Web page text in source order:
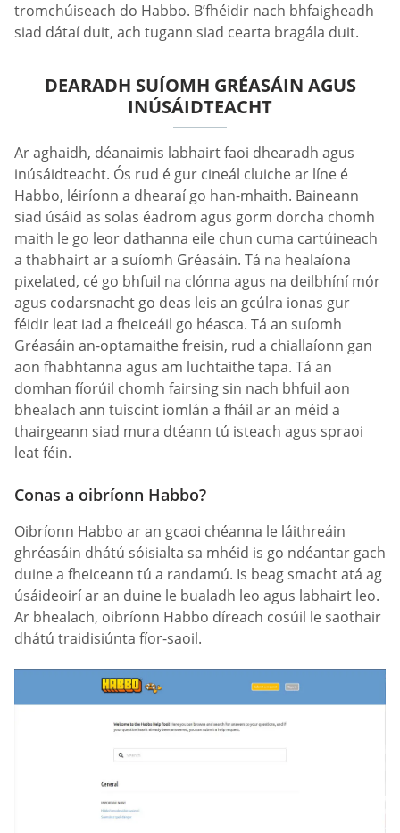
tromchúiseach do Habbo. B’fhéidir nach bhfaigheadh
siad dátaí duit, ach tugann siad cearta bragála duit.
DEARADH SUÍOMH GRÉASÁIN AGUS
INÚSÁIDTEACHT
Ar aghaidh, déanaimis labhairt faoi dhearadh agus
inúsáidteacht. Ós rud é gur cineál cluiche ar líne é
Habbo, léiríonn a dhearaí go han-mhaith. Baineann
siad úsáid as solas éadrom agus gorm dorcha chomh
maith le go leor dathanna eile chun cuma cartúineach
a thabhairt ar a suíomh Gréasáin. Tá na healaíona
pixelated, cé go bhfuil na clónna agus na deilbhíní mór
agus codarsnacht go deas leis an gcúlra ionas gur
féidir leat iad a fheiceáil go héasca. Tá an suíomh
Gréasáin an-optamaithe freisin, rud a chiallaíonn gan
aon fhabhtanna agus am luchtaithe tapa. Tá an
domhan fíorúil chomh fairsing sin nach bhfuil aon
bhealach ann tuiscint iomlán a fháil ar an méid a
thairgeann siad mura dtéann tú isteach agus spraoi
leat féin.
Conas a oibríonn Habbo?
Oibríonn Habbo ar an gcaoi chéanna le láithreáin
ghréasáin dhátú sóisialta sa mhéid is go ndéantar gach
duine a fheiceann tú a randamú. Is beag smacht atá ag
úsáideoirí ar an duine le bualadh leo agus labhairt leo.
Ar bhealach, oibríonn Habbo díreach cosúil le saothair
dhátú traidisiúnta fíor-saoil.